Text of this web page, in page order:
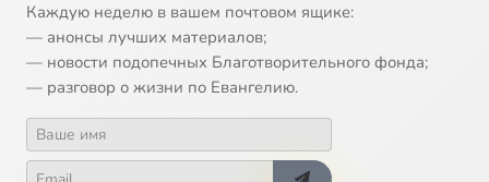
Каждую неделю в вашем почтовом ящике:
— анонсы лучших материалов;
— новости подопечных Благотворительного фонда;
— разговор о жизни по Евангелию.